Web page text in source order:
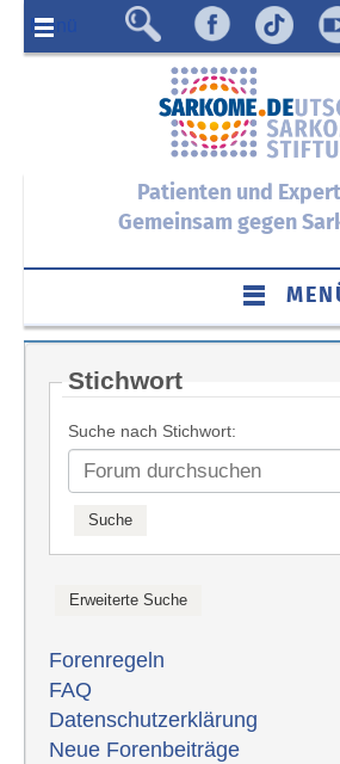
Menü
Patienten und
Gemeinsam gegen
Stichwort
Suche nach Stichwort:
Forenregeln
FAQ
Datenschutzerklärung
Neue Forenbeiträge